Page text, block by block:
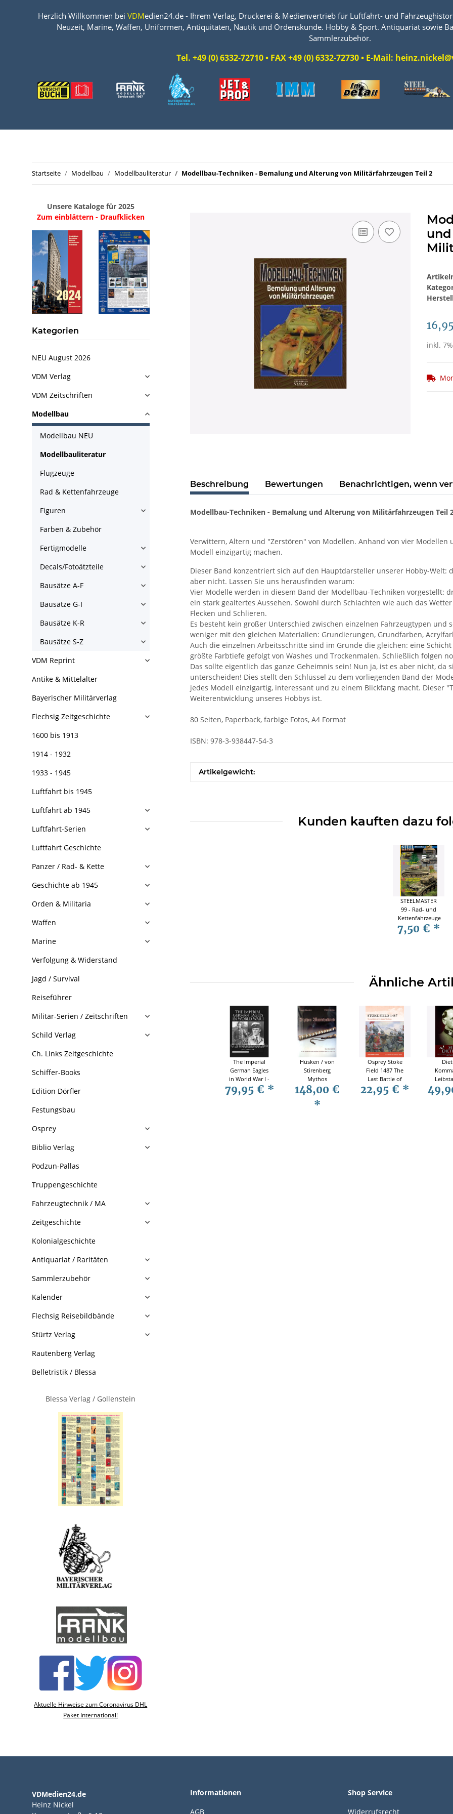
Herzlich Willkommen bei VDMedien24.de - Ihrem Verlag, Druckerei & Medienvertrieb für Luftfahrt- und
Neuzeit, Marine, Waffen, Uniformen, Antiquitäten, Nautik und Ordenskunde. Hobby & Sport. Antiquariat sowie
Sammlerzubehör.
Tel. +49 (0) 6332-72710 • FAX +49 (0) 6332-72730 • E-Mail:
Startseite Modellbau Modellbauliteratur Modellbau-Techniken - Bemalung und Alterung von Militärfahrzeugen Teil 2
inkl.
Beschreibung Bewertungen Benachrichtigen, wenn
Modellbau-Techniken - Bemalung und Alterung von Militärfahrzeugen Teil
Verwittern, Altern und "Zerstören" von Modellen. Anhand von vier Modellen
Modell einzigartig machen.
Dieser Band konzentriert sich auf den Hauptdarsteller unserer Hobby-Welt:
aber nicht. Lassen Sie uns herausfinden warum:
Vier Modelle werden in diesem Band der Modellbau-Techniken vorgestellt:
ein stark gealtertes Aussehen. Sowohl durch Schlachten wie auch das
Flecken und Schlieren.
Es besteht kein großer Unterschied zwischen einzelnen Fahrzeugtypen
weniger mit den gleichen Materialien: Grundierungen, Grundfarben,
Auch die einzelnen Arbeitsschritte sind im Grunde die gleichen: eine
größte Farbtiefe gefolgt von Washes und Trockenmalen. Schließlich folgen
Das sollte eigentlich das ganze Geheimnis sein! Nun ja, ist es aber nicht,
unterscheiden! Dies stellt den Schlüssel zu dem vorliegenden Band der
jedes Modell einzigartig, interessant und zu einem Blickfang macht. Dieser
Weiterentwicklung unseres Hobbys ist.
80 Seiten, Paperback, farbige Fotos, A4 Format
ISBN: 978-3-938447-54-3
Artikelgewicht:
Kunden kauften dazu
STEELMASTER
99 - Rad- und
Kettenfahrzeuge
von gestern
und heute im
7,50 € *
Ähnliche
The Imperial
German Eagles
in World War I -
Their Postcards
and Pictures
79,95 € *
Hüsken / von
Stirenberg
Mythos
Marschallstab
Preußen
Deutschland
148,00 €
*
Osprey Stoke
Field 1487 The
Last Battle of
the Wars of the
Roses (
22,95 € *
SS
und
Unsere Kataloge für 2025
Zum einblättern - Draufklicken
Kategorien
NEU August 2026
VDM Verlag
VDM Zeitschriften
Modellbau
Modellbau NEU
Modellbauliteratur
Flugzeuge
Rad & Kettenfahrzeuge
Figuren
Farben & Zubehör
Fertigmodelle
Decals/Fotoätzteile
Bausätze A-F
Bausätze G-I
Bausätze K-R
Bausätze S-Z
VDM Reprint
Antike & Mittelalter
Bayerischer Militärverlag
Flechsig Zeitgeschichte
1600 bis 1913
1914 - 1932
1933 - 1945
Luftfahrt bis 1945
Luftfahrt ab 1945
Luftfahrt-Serien
Luftfahrt Geschichte
Panzer / Rad- & Kette
Geschichte ab 1945
Orden & Militaria
Waffen
Marine
Verfolgung & Widerstand
Jagd / Survival
Reiseführer
Militär-Serien / Zeitschriften
Schild Verlag
Ch. Links Zeitgeschichte
Schiffer-Books
Edition Dörfler
Festungsbau
Osprey
Biblio Verlag
Podzun-Pallas
Truppengeschichte
Fahrzeugtechnik / MA
Zeitgeschichte
Kolonialgeschichte
Antiquariat / Raritäten
Sammlerzubehör
Kalender
Flechsig Reisebildbände
Stürtz Verlag
Rautenberg Verlag
Belletristik / Blessa
Blessa Verlag / Gollenstein
Aktuelle Hinweise zum Coronavirus DHL
Paket International!
VDMedien24.de
Heinz Nickel
Informationen
AGB
Shop Service
Widerrufsrecht